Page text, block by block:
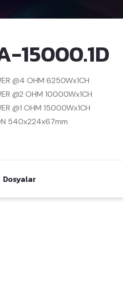
15000.1D
@4 OHM 6250Wx1CH
@2 OHM 10000Wx1CH
@1 OHM 15000Wx1CH
540x224x67mm
Dosyalar